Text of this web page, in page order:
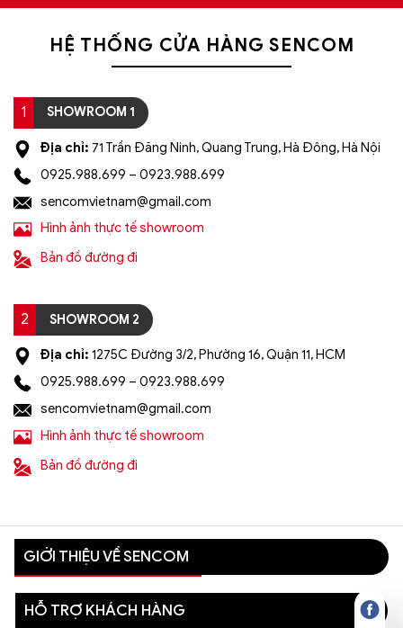
HỆ THỐNG CỬA HÀNG SENCOM
1 SHOWROOM 1
Địa chỉ: 71 Trần Đăng Ninh, Quang Trung, Hà Đông, Hà Nội
0925.988.699 – 0923.988.699
sencomvietnam@gmail.com
Hình ảnh thực tế showroom
Bản đồ đường đi
2 SHOWROOM 2
Địa chỉ: 1275C Đường 3/2, Phường 16, Quận 11, HCM
0925.988.699 – 0923.988.699
sencomvietnam@gmail.com
Hình ảnh thực tế showroom
Bản đồ đường đi
GIỚI THIỆU VỀ SENCOM
HỖ TRỢ KHÁCH HÀNG